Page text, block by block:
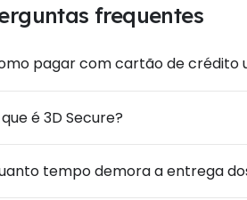
frequentes
pagar com cartão de crédito
é 3D Secure?
tempo demora a entrega